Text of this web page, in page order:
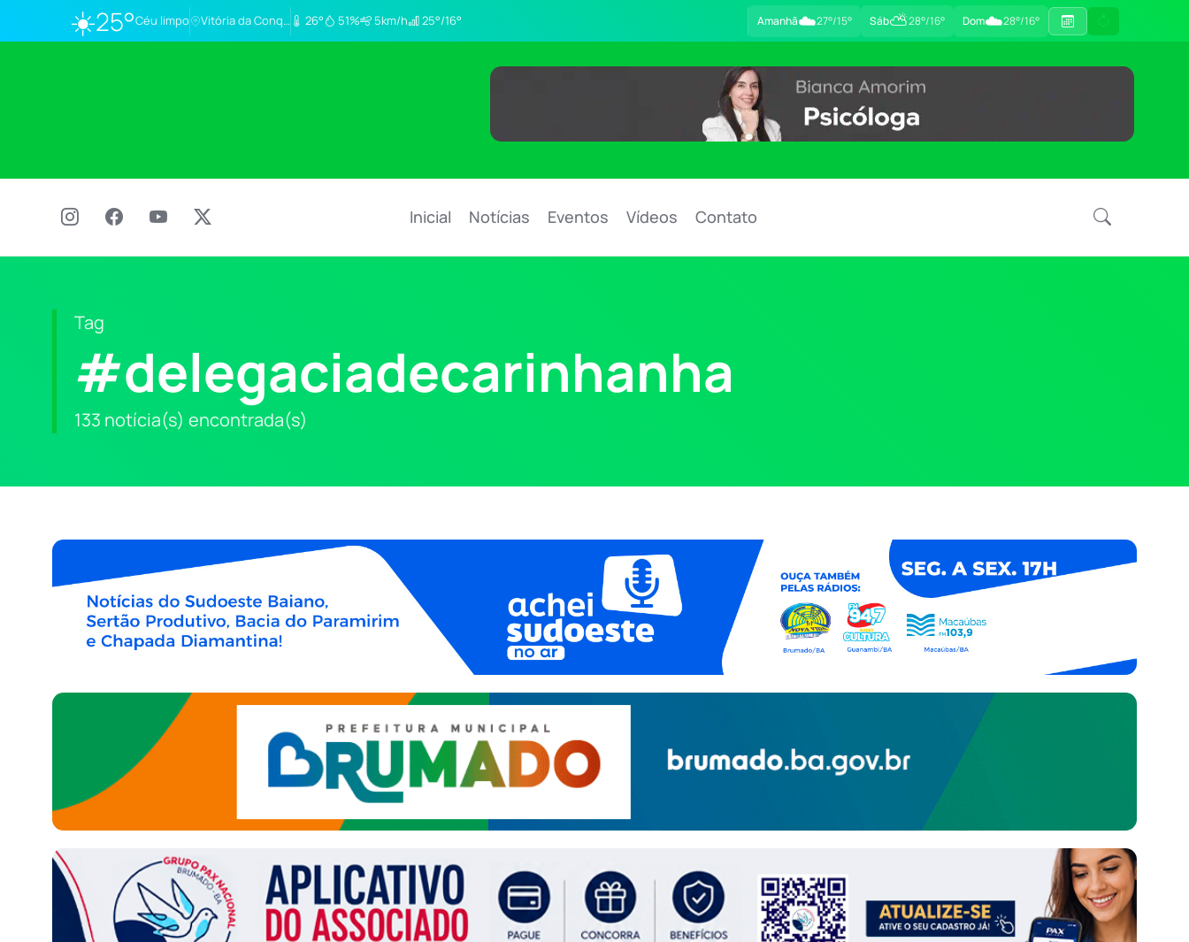
☀️25°Céu limpo Vitória da Conq… 26° 51% 5km/h 25°/16° Amanhã☁️27°/15° Sáb⛅28°/16° Dom☁️28°/16°
Inicial Notícias Eventos Vídeos Contato
Tag
#delegaciadecarinhanha
133 notícia(s) encontrada(s)